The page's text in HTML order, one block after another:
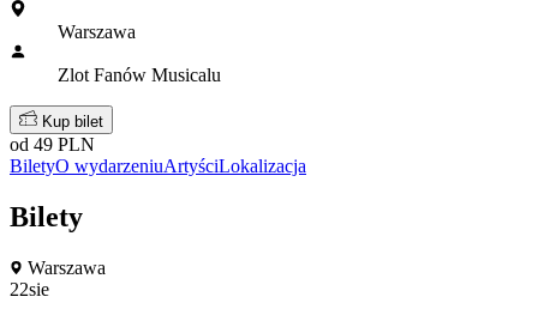
Warszawa
Zlot Fanów Musicalu
Kup bilet
od 49 PLN
BiletyO wydarzeniuArtyściLokalizacja
Bilety
Warszawa
22sie